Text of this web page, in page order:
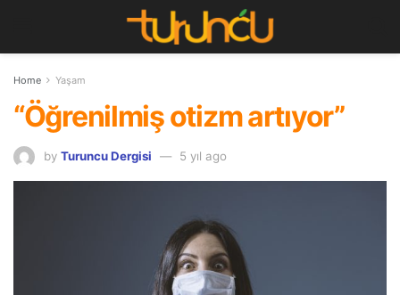
Home Yaşam
“Öğrenilmiş otizm artıyor”
by Turuncu Dergisi 5 yıl ago